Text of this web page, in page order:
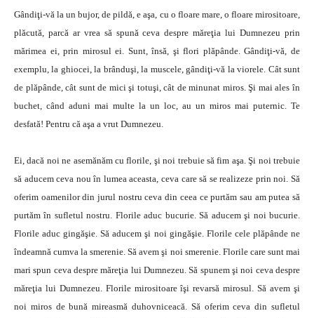
Gândiţi-vă la un bujor, de pildă, e aşa, cu o floare mare, o floare mirositoare,
plăcută, parcă ar vrea să spună ceva despre măreţia lui Dumnezeu prin
mărimea ei, prin mirosul ei. Sunt, însă, şi flori plăpânde. Gândiţi-vă, de
exemplu, la ghiocei, la brânduşi, la muscele, gândiţi-vă la viorele. Cât sunt
de plăpânde, cât sunt de mici şi totuşi, cât de minunat miros. Şi mai ales în
buchet, când aduni mai multe la un loc, au un miros mai puternic. Te
desfată! Pen­tru că aşa a vrut Dumnezeu.
Ei, dacă noi ne asemănăm cu florile, şi noi trebuie să fim aşa. Şi noi trebuie
să aducem ceva nou în lumea aceasta, ceva care să se realizeze prin noi. Să
oferim oamenilor din jurul nostru ceva din ceea ce purtăm sau am putea să
purtăm în sufletul nostru. Florile aduc bucurie. Să aducem şi noi bucurie.
Florile aduc gin­găşie. Să aducem şi noi gingăşie. Florile cele plăpânde ne
îndeamnă cumva la smerenie. Să avem şi noi smere­nie. Florile care sunt mai
mari spun ceva despre măreţia lui Dumnezeu. Să spunem şi noi ceva despre
măreţia lui Dumnezeu. Florile mirositoare îşi revarsă mirosul. Să avem şi
noi miros de bună mireasmă duhovniceacă. Să ofe­rim ceva din sufletul